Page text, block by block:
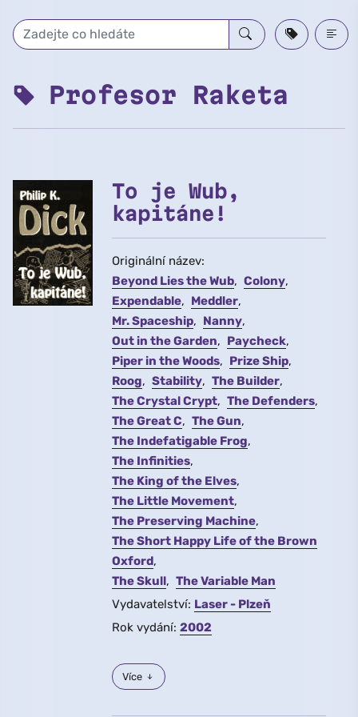
Profesor Raketa
To je Wub,
kapitáne!
Originální název:
Beyond Lies the Wub
Colony
Expendable
Meddler
Mr. Spaceship
Nanny
Out in the Garden
Paycheck
Piper in the Woods
Prize Ship
Roog
Stability
The Builder
The Crystal Crypt
The Defenders
The Great C
The Gun
The Indefatigable Frog
The Infinities
The King of the Elves
The Little Movement
The Preserving Machine
The Short Happy Life of the Brown
Oxford
The Skull
The Variable Man
Vydavatelství: Laser - Plzeň
Rok vydání: 2002
Více